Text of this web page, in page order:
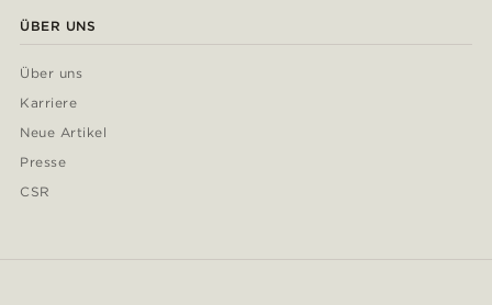
ÜBER UNS
Über uns
Karriere
Neue Artikel
Presse
CSR